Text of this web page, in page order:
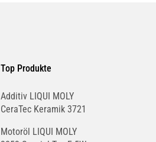
Top Produkte
Additiv LIQUI MOLY
CeraTec Keramik 3721
Motoröl LIQUI MOLY